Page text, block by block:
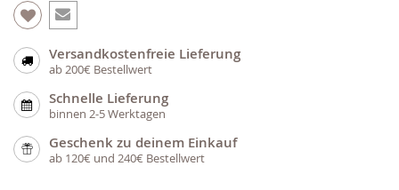
Versandkostenfreie Lieferung
ab 200€ Bestellwert
Schnelle Lieferung
binnen 2-5 Werktagen
Geschenk zu deinem Einkauf
ab 120€ und 240€ Bestellwert